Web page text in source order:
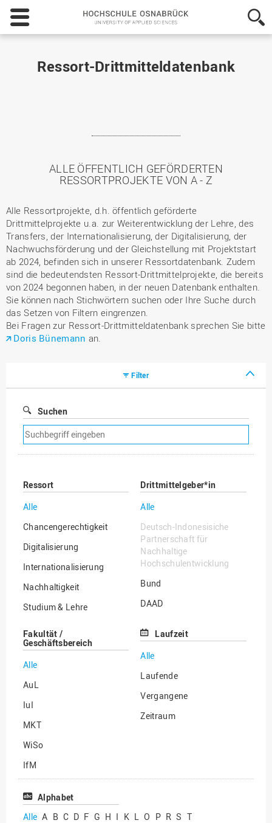
Hochschule
Osnabrück
-
Applied
Ressort-Drittmitteldatenbank
ALLE ÖFFENTLICH GEFÖRDERTEN
RESSORTPROJEKTE VON A - Z
Alle Ressortprojekte, d.h. öffentlich geförderte
Drittmittelprojekte u.a. zur Weiterentwicklung der Lehre, des
Transfers, der Internationalisierung, der Digitalisierung, der
Nachwuchsförderung und der Gleichstellung mit Projektstart
ab 2024, befinden sich in unserer Ressortdatenbank. Zudem
sind die bedeutendsten Ressort-Drittmittelprojekte, die bereits
von 2024 begonnen haben, in der neuen Datenbank enthalten.
Sie können nach Stichwörtern suchen oder Ihre Suche durch
das Setzen von Filtern eingrenzen.
Bei Fragen zur Ressort-Drittmitteldatenbank sprechen Sie bitte
Doris Bünemann an.
Filter
Suchen
Suchfilter
entfernen
Ressort
Alle
Chancengerechtigkeit
Digitalisierung
Internationalisierung
Nachhaltigkeit
Studium & Lehre
Wissenschaftliche
Qualifizierung
Sonstige Themen
Drittmittelgeber*in
Alle
Deutsch-Indonesisiche
Partnerschaft für
Nachhaltige
Hochschulentwicklung
Bund
DAAD
Land
Fakultät /
Geschäftsbereich
Alle
AuL
IuI
MKT
WiSo
IfM
Sonstige
Laufzeit
Alle
Laufende
Vergangene
Zeitraum
Alphabet
Alle A B C D F G H I K L O P R S T